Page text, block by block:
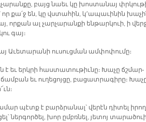
բայց նաեւ կը խոս­տա­նայ
որ քա՛ջ են, կը վստա­հին, կ՚ա­պա­ւի­նին
որ­քան ալ չար­չա­րան­քի են­թար­կուի, ի
գայ։
Ա­ւե­տա­րա­նի ու­սուց­ման ամ­փո­փու­մը։
է եւ երկ­րի հաս­տա­տու­թիւ­նը։ Խա­չը ճշմար­
եւ ու­ղե­ցոյ­ցը, բա­ցատ­րա­գի­րը։
պէտք է բարձ­րա­նալ՝ վե­րէն դի­տել
ներ­գոր­ծել, խոր ըմբռ­նել, յե­տոյ